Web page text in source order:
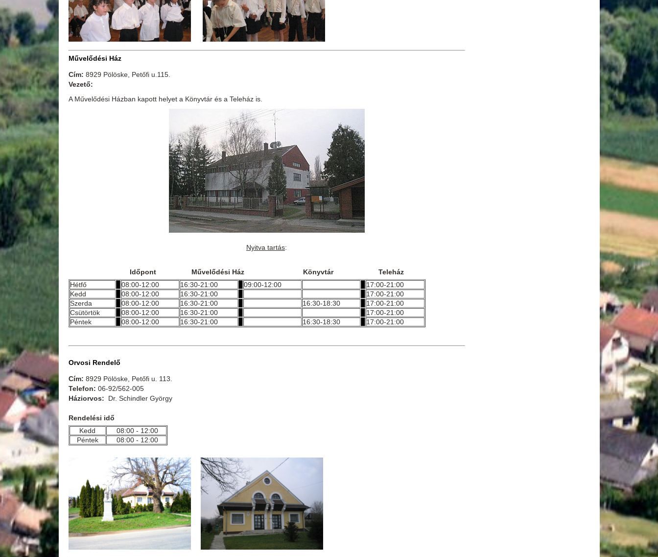
Művelődési Ház
Cím: 8929 Pölöske, Petőfi u.115.
Vezető:
A Művelődési Házban kapott helyet a Könyvtár és a Teleház is.
Nyitva tartás:
Időpont Művelődési Ház Könyvtár Teleház
Hétfő
08:00-12:00 16:30-21:00 09:00-12:00
17:00-21:00
Kedd
08:00-12:00 16:30-21:00
17:00-21:00
Szerda
08:00-12:00 16:30-21:00 16:30-18:30
17:00-21:00
Csütörtök
08:00-12:00 16:30-21:00
17:00-21:00
Péntek
08:00-12:00 16:30-21:00 16:30-18:30 17:00-21:00
Orvosi Rendelő
Cím: 8929 Pölöske, Petőfi u. 113.
Telefon: 06-92/562-005
Háziorvos: Dr. Schindler György
Rendelési idő
Kedd
08:00 - 12:00
Péntek
08:00 - 12:00